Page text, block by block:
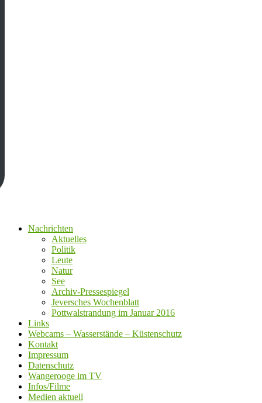
Nachrichten
Aktuelles
Politik
Leute
Natur
See
Archiv-Pressespiegel
Jeversches Wochenblatt
Pottwalstrandung im Januar 2016
Links
Webcams – Wasserstände – Küstenschutz
Kontakt
Impressum
Datenschutz
Wangerooge im TV
Infos/Filme
Medien aktuell